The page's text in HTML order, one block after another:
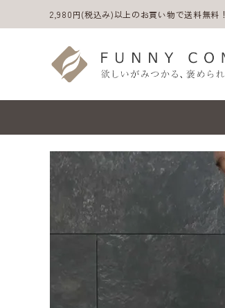
2,980円(税込み)以上のお買い物で送料無料！
ようこそ ゲスト 様